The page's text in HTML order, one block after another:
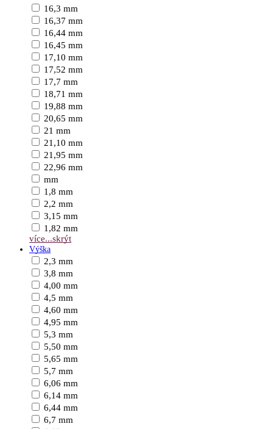
16,3 mm
16,37 mm
16,44 mm
16,45 mm
17,10 mm
17,52 mm
17,7 mm
18,71 mm
19,88 mm
20,65 mm
21 mm
21,10 mm
21,95 mm
22,96 mm
mm
1,8 mm
2,2 mm
3,15 mm
1,82 mm
více...skrýt
Výška
2,3 mm
3,8 mm
4,00 mm
4,5 mm
4,60 mm
4,95 mm
5,3 mm
5,50 mm
5,65 mm
5,7 mm
6,06 mm
6,14 mm
6,44 mm
6,7 mm